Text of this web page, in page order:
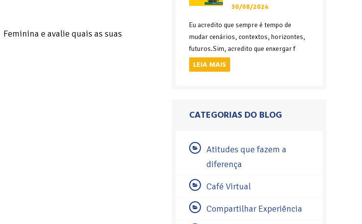
Feminina e avalie quais as suas
30/08/2024
Eu acredito que sempre é tempo de
mudar cenários, contextos, horizontes,
futuros.Sim, acredito que enxergar f
LEIA MAIS
CATEGORIAS DO BLOG
Atitudes que fazem a
diferença
Café Virtual
Compartilhar Experiência